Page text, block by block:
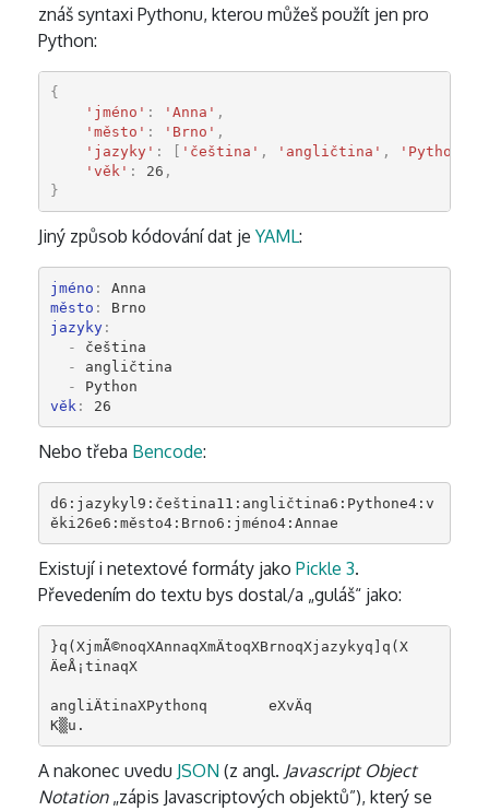
znáš syntaxi Pythonu, kterou můžeš použít jen pro
Python:
{
'jméno' : 'Anna' ,
'město' : 'Brno' ,
'jazyky' : [ 'čeština' , 'angličtina' , 'Python'
'věk' : 26 ,
}
Jiný způsob kódování dat je YAML:
jméno :
Anna
město :
Brno
jazyky:
-
čeština
-
angličtina
-
Python
věk : 26
Nebo třeba Bencode:
d6:jazykyl9:čeština11:angličtina6:Pythone4:v
ěki26e6:město4:Brno6:jméno4:Annae
Existují i netextové formáty jako Pickle 3.
Převedením do textu bys dostal/a „guláš“ jako:
}q(XjmÃ©noqXAnnaqXmÄtoqXBrnoqXjazykyq]q(X
ÄeÅ¡tinaqX
angliÄtinaXPythonq       eXvÄq
K▒u.
A nakonec uvedu JSON (z angl. Javascript Object
Notation„zápis Javascriptových objektů”), který se